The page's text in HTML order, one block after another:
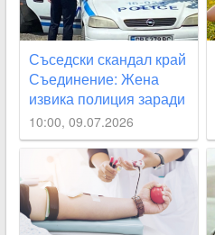
Съседски скандал край
Съединение: Жена
извика полиция заради
силна музика, после я
заплашиха с палеж
10:00, 09.07.2026